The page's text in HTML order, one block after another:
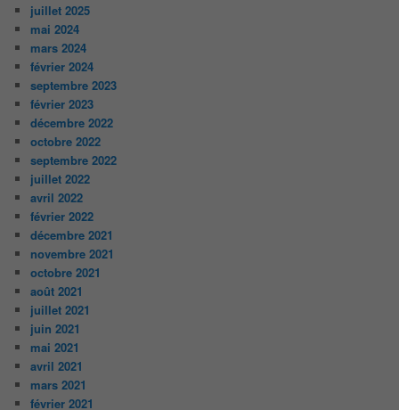
juillet 2025
mai 2024
mars 2024
février 2024
septembre 2023
février 2023
décembre 2022
octobre 2022
septembre 2022
juillet 2022
avril 2022
février 2022
décembre 2021
novembre 2021
octobre 2021
août 2021
juillet 2021
juin 2021
mai 2021
avril 2021
mars 2021
février 2021